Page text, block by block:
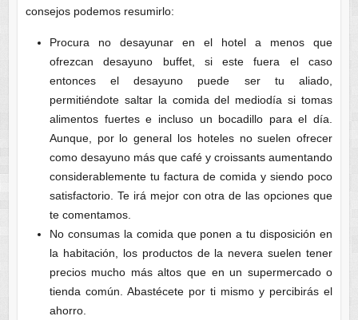
consejos podemos resumirlo:
Procura no desayunar en el hotel a menos que
ofrezcan desayuno buffet, si este fuera el caso
entonces el desayuno puede ser tu aliado,
permitiéndote saltar la comida del mediodía si tomas
alimentos fuertes e incluso un bocadillo para el día.
Aunque, por lo general los hoteles no suelen ofrecer
como desayuno más que café y croissants aumentando
considerablemente tu factura de comida y siendo poco
satisfactorio. Te irá mejor con otra de las opciones que
te comentamos.
No consumas la comida que ponen a tu disposición en
la habitación, los productos de la nevera suelen tener
precios mucho más altos que en un supermercado o
tienda común. Abastécete por ti mismo y percibirás el
ahorro.